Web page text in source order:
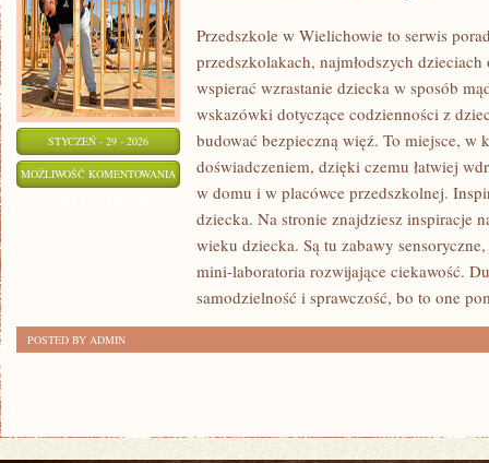
STYCZEŃ - 29 - 2026
MOŻLIWOŚĆ KOMENTOWANIA RODZINA
RELACJE
Przedszkole w Wielichowie to serwis
przedszkolakach, najmłodszych
wspierać wzrastanie dziecka w sposób
wskazówki dotyczące codzienności z
budować bezpieczną więź. To miejsce, w
doświadczeniem, dzięki czemu łatwiej
w domu i w placówce przedszkolnej.
dziecka. Na stronie znajdziesz inspiracje
wieku dziecka. Są tu zabawy
mini-laboratoria rozwijające ciekawość.
samodzielność i sprawczość, bo to one
POSTED BY ADMIN